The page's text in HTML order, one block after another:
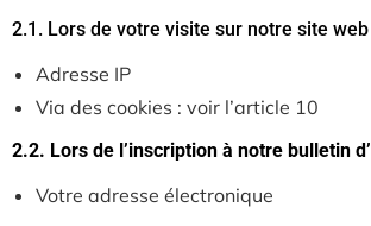
2.1. Lors de votre visite sur notre site web
Adresse IP
Via des cookies : voir l’article 10
2.2. Lors de l’inscription à notre bulletin
Votre adresse électronique